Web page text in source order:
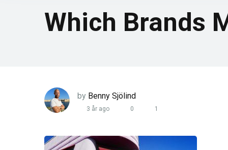
Which Brands
by Benny Sjölind
3 år ago 0 1